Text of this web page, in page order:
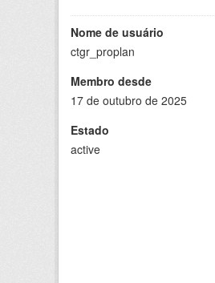
Nome de usuário
ctgr_proplan
Membro desde
17 de outubro de 2025
Estado
active